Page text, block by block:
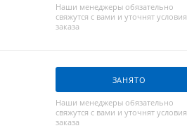
Наши менеджеры обязательно
свяжутся с вами и уточнят условия
заказа
ЗАНЯТО
Наши менеджеры обязательно
свяжутся с вами и уточнят условия
заказа